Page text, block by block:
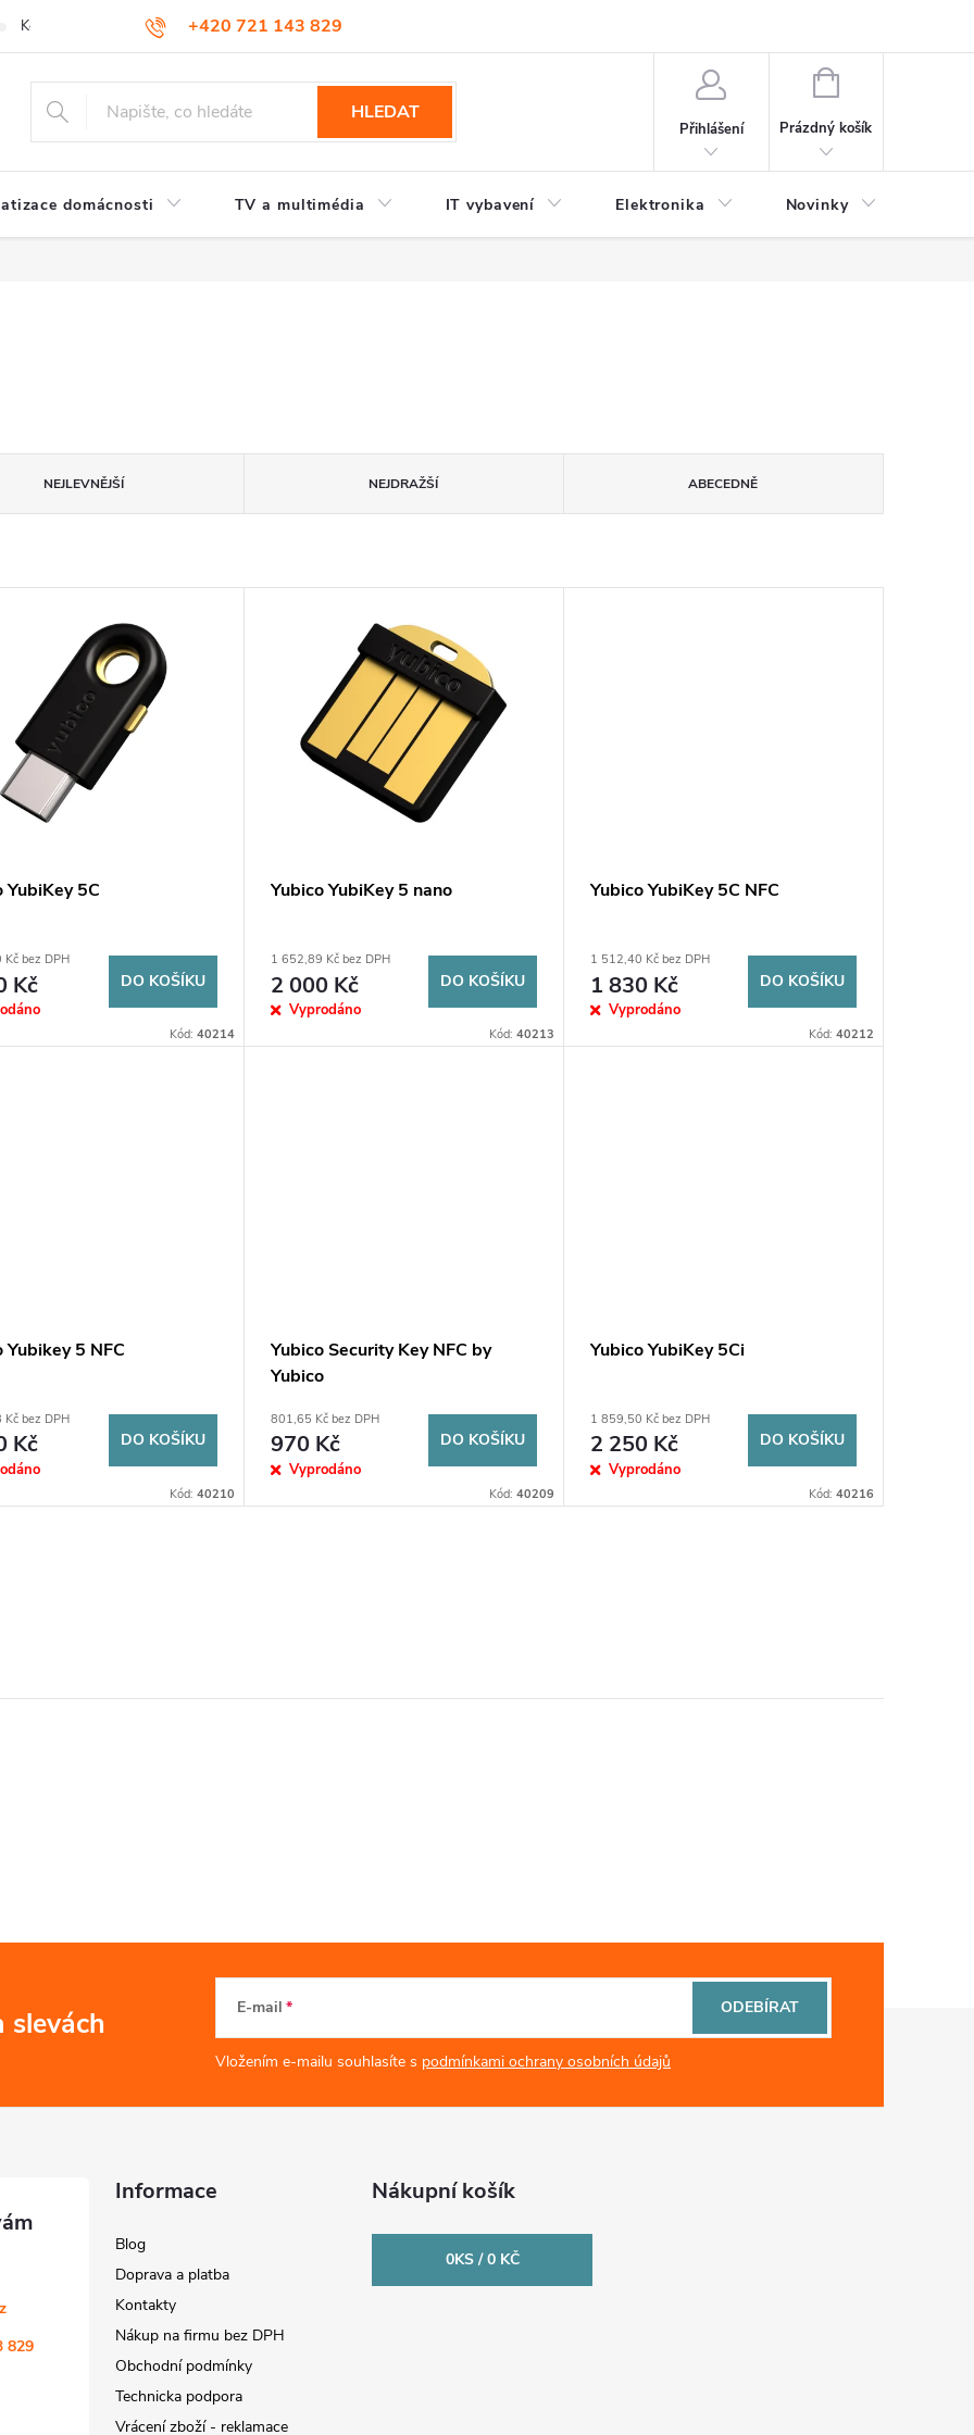
+420 721 143 829
Kontakty
HLEDAT
Přihlášení
NÁKUPNÍ
Prázdný košík
domácnosti TV a multimédia IT vybavení Elektronika Novinky
NEJLEVNĚJŠÍ NEJDRAŽŠÍ ABECEDNĚ
YubiKey 5C
bez DPH
Kč DO KOŠÍKU
Kód: 40214
Yubico YubiKey 5 nano
1 652,89 Kč bez DPH
2 000 Kč
Vyprodáno
DO KOŠÍKU
Kód: 40213
Yubico YubiKey 5C NFC
1 512,40 Kč bez DPH
1 830 Kč
Vyprodáno
DO KOŠÍKU
Kód: 40212
Yubikey 5 NFC
bez DPH
Kč DO KOŠÍKU
Kód: 40210
Yubico Security Key NFC by
Yubico
801,65 Kč bez DPH
970 Kč
Vyprodáno
DO KOŠÍKU
Kód: 40209
Yubico YubiKey 5Ci
1 859,50 Kč bez DPH
2 250 Kč
Vyprodáno
DO KOŠÍKU
Kód: 40216
slevách E-mail
Vložením e-mailu souhlasíte s podmínkami ochrany osobních údajů
ODEBÍRAT
829
Informace
Blog
Doprava a platba
Kontakty
Nákup na firmu bez DPH
Obchodní podmínky
Technicka podpora
Vrácení zboží - reklamace
Nákupní košík
0KS /0 KČ